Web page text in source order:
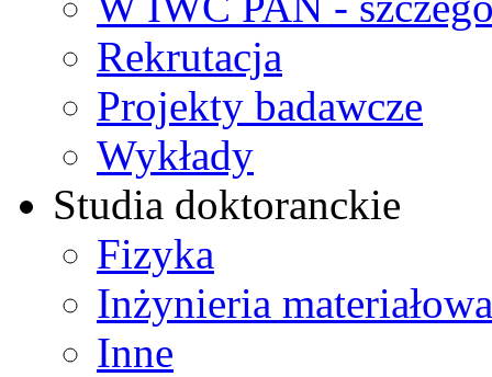
Rekrutacja
Projekty badawcze
Wykłady
Studia doktoranckie
Fizyka
Inżynieria materiałowa
Inne